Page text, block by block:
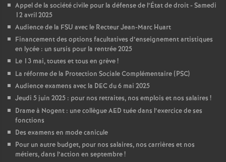
Appel de la société civile pour la défense de l’État de droit - Samedi
12 avril 2025
Audience de la FSU avec le Recteur Jean-Marc Huart
Financement des options facultatives d’enseignement artistiques
en lycée : un sursis pour la rentrée 2025
Le 13 mai, toutes et tous en grève!
La réforme de la Protection Sociale Complémentaire (PSC)
Audience examens avec la DEC du 6 mai 2025
Jeudi 5 juin 2025 : pour nos retraites, nos emplois et nos salaires !
Drame à Nogent : une collègue AED tuée dans l’exercice de ses
fonctions
Des examens en mode canicule
Pour un autre budget, pour nos salaires, nos carrières et nos
métiers, dans l’action en septembre!